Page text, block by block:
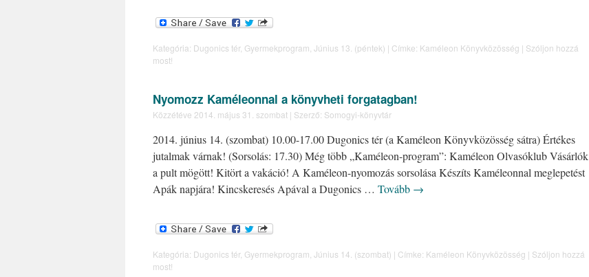
Kategória: Dugonics tér, Gyermekprogram Június 13. (péntek) | Címke: Kaméleon Könyvközösség | Szóljon hozzá
most!
Nyomozz Kaméleonnal a könyvheti forgatagban!
Közzétéve 2014. május 31. szombat | Szerző: Somogyi-könyvtár
2014. június 14. (szombat) 10.00-17.00 Dugonics tér (a Kaméleon Könyvközösség sátra) Értékes
jutalmak várnak! (Sorsolás: 17.30) Még több „Kaméleon-program”: Kaméleon Olvasóklub Vásárlók
a pult mögött! Kitört a vakáció! A Kaméleon-nyomozás sorsolása Készíts Kaméleonnal meglepetést
Apák napjára! Kincskeresés Apával a Dugonics … Tovább →
Kategória: Dugonics tér, Gyermekprogram Június 14. (szombat) | Címke: Kaméleon Könyvközösség | Szóljon hozzá
most!